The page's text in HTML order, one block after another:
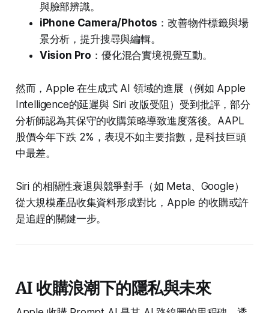
與臉部辨識。
iPhone Camera/Photos ：改善物件標籤與場
景分析，提升搜尋與編輯。
Vision Pro ：優化混合實境視覺互動。
然而，Apple 在生成式 AI 領域的進展（例如 Apple
Intelligence的延遲與 Siri 改版受阻）受到批評，部分
分析師認為其保守的收購策略導致進度落後。AAPL
股價今年下跌 2%，表現不如主要指數，是科技巨頭
中最差。
Siri 的相關性衰退與競爭對手（如 Meta、Google）
從大規模產品收集資料形成對比，Apple 的收購或許
是追趕的關鍵一步。
AI 收購浪潮下的隱私與未來